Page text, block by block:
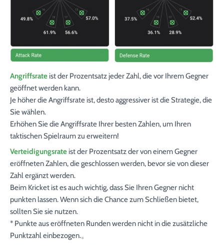
Angriffsrate ist der Prozentsatz jeder Zahl, die vor Ihrem Gegner
geöffnet werden kann.
Je höher die Angriffsrate ist, desto aggressiver ist die Strategie, die
Sie wählen.
Erhöhen Sie die Angriffsrate Ihrer besten Zahlen, um Ihren
taktischen Spielraum zu erweitern!
Verteidigungsrate ist der Prozentsatz der von einem Gegner
eröffneten Zahlen, die geschlossen werden, bevor sie von dieser
Zahl ergänzt werden.
Beim Kricket ist es auch wichtig, dass Sie Ihren Gegner nicht
punkten lassen. Wenn sich die Chance zum Schließen bietet,
sollten Sie sie nutzen.
* Punkte aus eröffneten Runden werden nicht in die zusätzliche
Punktzahl einbezogen.。